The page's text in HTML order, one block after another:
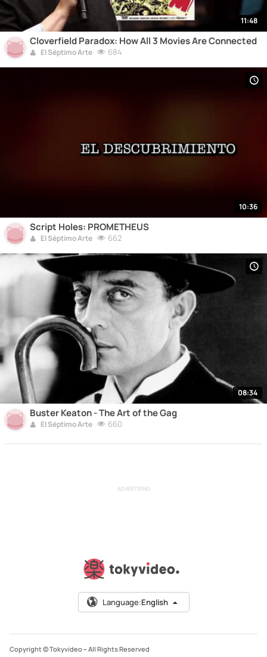
11:48
Cloverfield Paradox: How All 3 Movies Are Connected
El Séptimo Arte 684
10:36
Script Holes: PROMETHEUS
El Séptimo Arte 662
08:34
Buster Keaton - The Art of the Gag
El Séptimo Arte 660
ADVERTISING
Language:English
Copyright © Tokyvideo – All Rights Reserved